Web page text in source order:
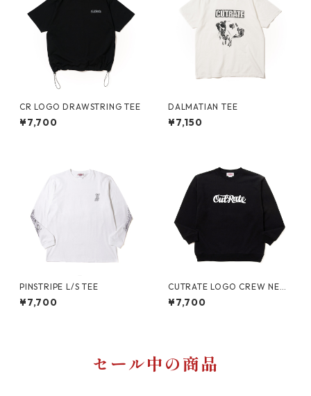
CR LOGO DRAWSTRING TEE
¥7,700
DALMATIAN TEE
¥7,150
PINSTRIPE L/S TEE
¥7,700
CUTRATE LOGO CREW NEC
K SWEAT
¥7,700
セール中の商品